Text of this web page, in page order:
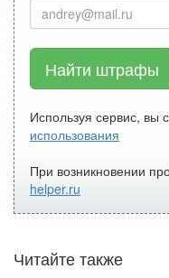
Найти штрафы
Используя сервис, вы
использования
При возникновении
helper.ru
Читайте также